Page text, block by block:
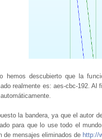
hemos descubierto que la
realmente es: aes-cbc-192. Al
la bandera, ya que el autor
para que lo use todo el
de mensajes eliminados de http://